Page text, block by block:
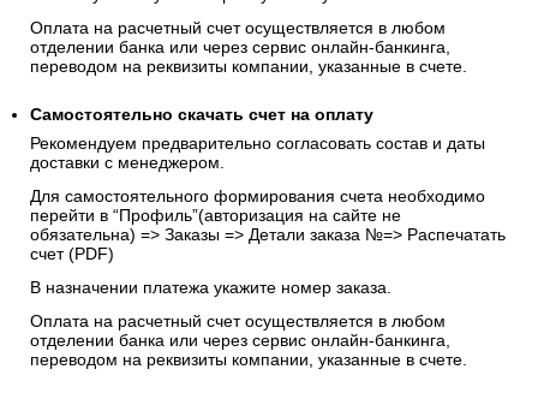
Оплата на расчетный счет осуществляется в любом
отделении банка или через сервис онлайн-банкинга,
переводом на реквизиты компании, указанные в счете.
Самостоятельно скачать счет на оплату
Рекомендуем предварительно согласовать состав и даты
доставки с менеджером.
Для самостоятельного формирования счета необходимо
перейти в “Профиль”(авторизация на сайте не
обязательна) => Заказы => Детали заказа №=> Распечатать
счет (PDF)
В назначении платежа укажите номер заказа.
Оплата на расчетный счет осуществляется в любом
отделении банка или через сервис онлайн-банкинга,
переводом на реквизиты компании, указанные в счете.